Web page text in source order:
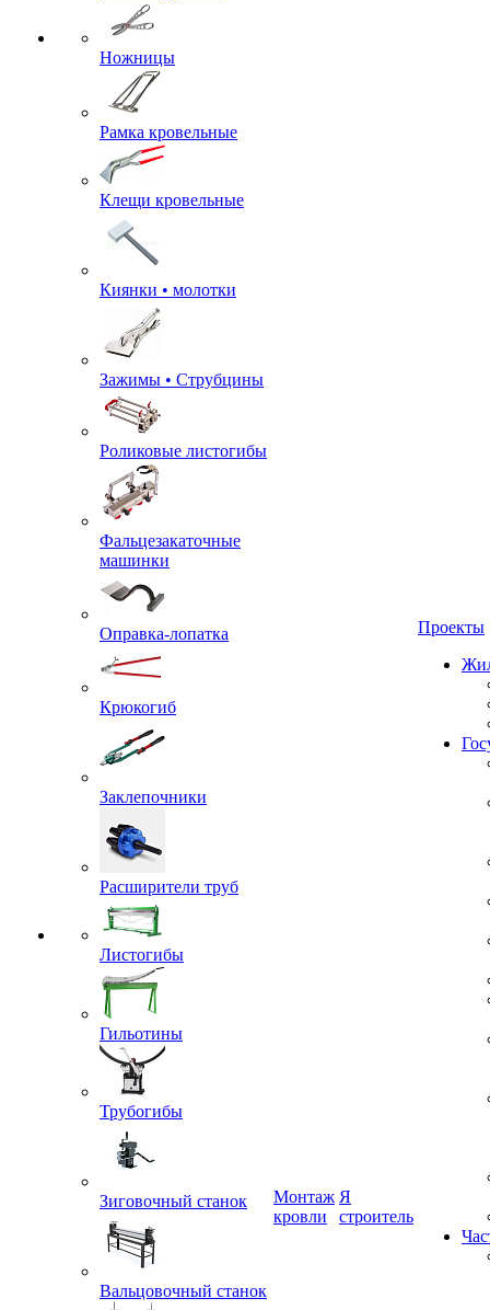
Ножницы
Рамка кровельные
Клещи кровельные
Киянки • молотки
Зажимы • Струбцины
Роликовые листогибы
Фальцезакаточные
машинки
Оправка-лопатка
Крюкогиб
Заклепочники
Расширители труб
Листогибы
Гильотины
Трубогибы
Зиговочный станок
Вальцовочный станок
кровли
строитель